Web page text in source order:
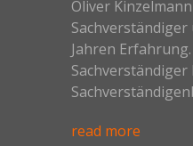
Oliver
Jahren
Sachverständiger
read more